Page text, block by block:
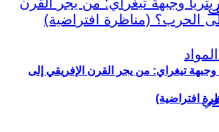
وجبهة تيغراي: من يجر القرن الإفريقي إلى
افتراضية)